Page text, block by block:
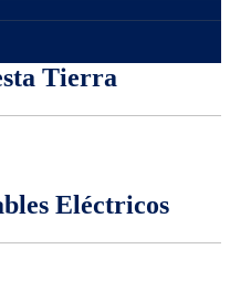
Tierra
Eléctricos